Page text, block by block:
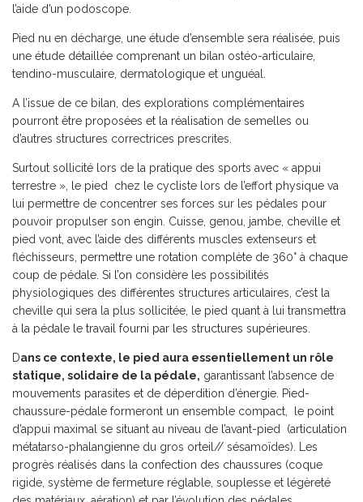
l’aide d’un podoscope.
Pied nu en décharge, une étude d’ensemble sera réalisée, puis
une étude détaillée comprenant un bilan ostéo-articulaire,
tendino-musculaire, dermatologique et unguéal.
A l’issue de ce bilan, des explorations complémentaires
pourront être proposées et la réalisation de semelles ou
d’autres structures correctrices prescrites.
Surtout sollicité lors de la pratique des sports avec « appui
terrestre », le pied chez le cycliste lors de l’effort physique va
lui permettre de concentrer ses forces sur les pédales pour
pouvoir propulser son engin. Cuisse, genou, jambe, cheville et
pied vont, avec l’aide des différents muscles extenseurs et
fléchisseurs, permettre une rotation complète de 360° à chaque
coup de pédale. Si l’on considère les possibilités
physiologiques des différentes structures articulaires, c’est la
cheville qui sera la plus sollicitée, le pied quant à lui transmettra
à la pédale le travail fourni par les structures supérieures.
Dans ce contexte, le pied aura essentiellement un rôle
statique, solidaire de la pédale, garantissant l’absence de
mouvements parasites et de déperdition d’énergie. Pied-
chaussure-pédale formeront un ensemble compact, le point
d’appui maximal se situant au niveau de l’avant-pied (articulation
métatarso-phalangienne du gros orteil// sésamoïdes). Les
progrès réalisés dans la confection des chaussures (coque
rigide, système de fermeture réglable, souplesse et légèreté